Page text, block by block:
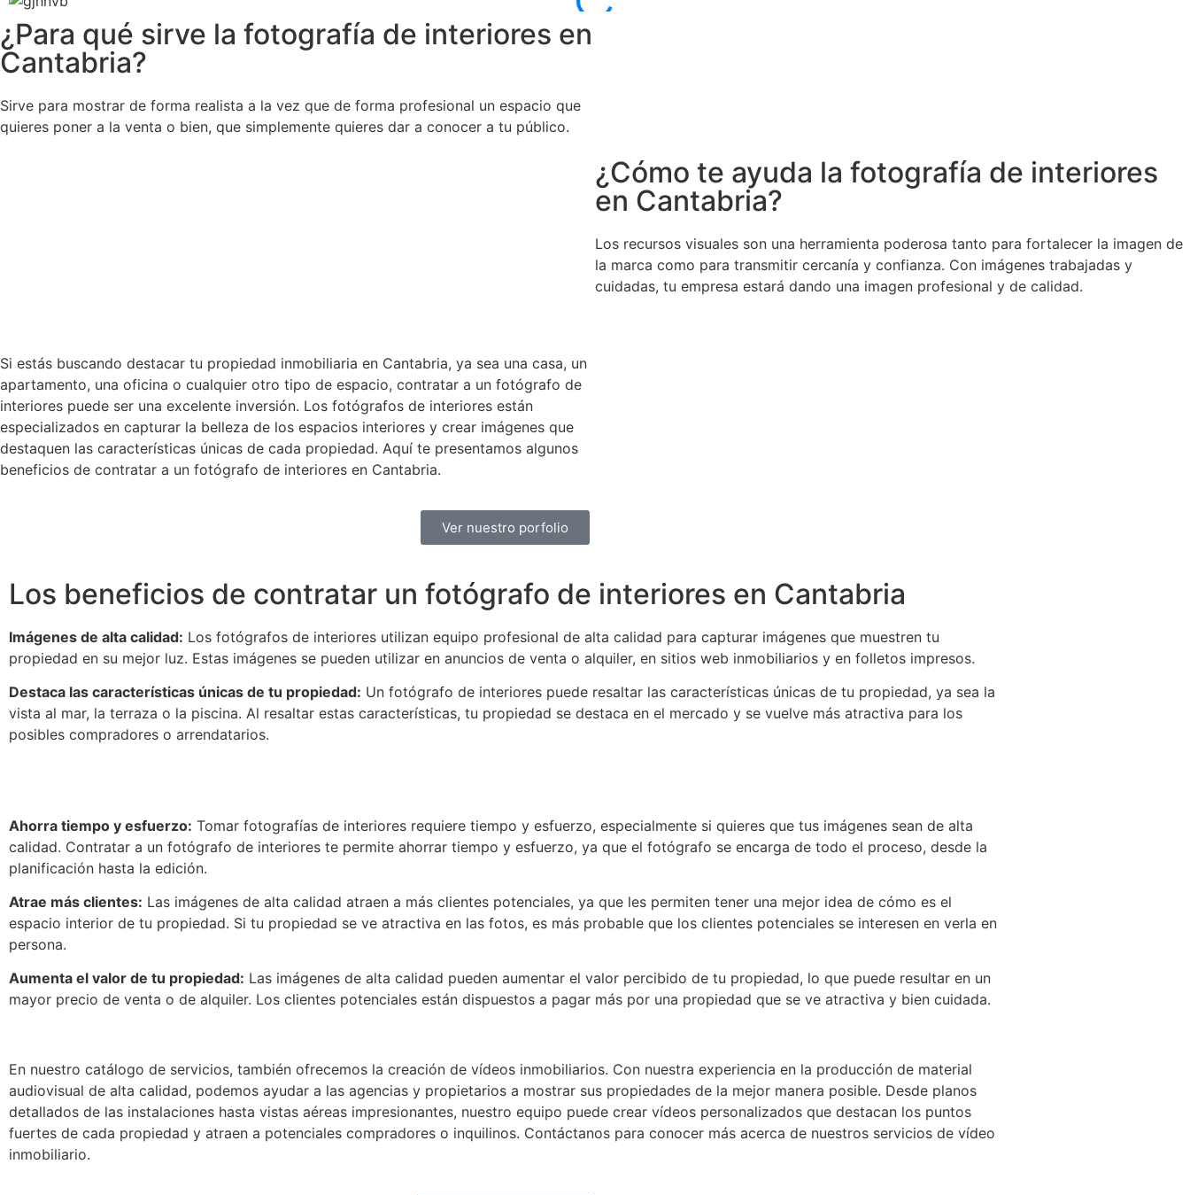
¿Para qué sirve la fotografía de interiores en
Cantabria?
Sirve para mostrar de forma realista a la vez que de forma profesional un espacio que
quieres poner a la venta o bien, que simplemente quieres dar a conocer a tu público.
¿Cómo te ayuda la fotografía de interiores
en Cantabria?
Los recursos visuales son una herramienta poderosa tanto para fortalecer la imagen de
la marca como para transmitir cercanía y confianza. Con imágenes trabajadas y
cuidadas, tu empresa estará dando una imagen profesional y de calidad.
Si estás buscando destacar tu propiedad inmobiliaria en Cantabria, ya sea una casa, un
apartamento, una oficina o cualquier otro tipo de espacio, contratar a un fotógrafo de
interiores puede ser una excelente inversión. Los fotógrafos de interiores están
especializados en capturar la belleza de los espacios interiores y crear imágenes que
destaquen las características únicas de cada propiedad. Aquí te presentamos algunos
beneficios de contratar a un fotógrafo de interiores en Cantabria.
Ver nuestro porfolio
Los beneficios de contratar un fotógrafo de interiores en Cantabria
Imágenes de alta calidad: Los fotógrafos de interiores utilizan equipo profesional de alta calidad para capturar imágenes que muestren tu
propiedad en su mejor luz. Estas imágenes se pueden utilizar en anuncios de venta o alquiler, en sitios web inmobiliarios y en folletos impresos.
Destaca las características únicas de tu propiedad: Un fotógrafo de interiores puede resaltar las características únicas de tu propiedad, ya sea la
vista al mar, la terraza o la piscina. Al resaltar estas características, tu propiedad se destaca en el mercado y se vuelve más atractiva para los
posibles compradores o arrendatarios.
Ahorra tiempo y esfuerzo: Tomar fotografías de interiores requiere tiempo y esfuerzo, especialmente si quieres que tus imágenes sean de alta
calidad. Contratar a un fotógrafo de interiores te permite ahorrar tiempo y esfuerzo, ya que el fotógrafo se encarga de todo el proceso, desde la
planificación hasta la edición.
Atrae más clientes: Las imágenes de alta calidad atraen a más clientes potenciales, ya que les permiten tener una mejor idea de cómo es el
espacio interior de tu propiedad. Si tu propiedad se ve atractiva en las fotos, es más probable que los clientes potenciales se interesen en verla en
persona.
Aumenta el valor de tu propiedad: Las imágenes de alta calidad pueden aumentar el valor percibido de tu propiedad, lo que puede resultar en un
mayor precio de venta o de alquiler. Los clientes potenciales están dispuestos a pagar más por una propiedad que se ve atractiva y bien cuidada.
En nuestro catálogo de servicios, también ofrecemos la creación de vídeos inmobiliarios. Con nuestra experiencia en la producción de material
audiovisual de alta calidad, podemos ayudar a las agencias y propietarios a mostrar sus propiedades de la mejor manera posible. Desde planos
detallados de las instalaciones hasta vistas aéreas impresionantes, nuestro equipo puede crear vídeos personalizados que destacan los puntos
fuertes de cada propiedad y atraen a potenciales compradores o inquilinos. Contáctanos para conocer más acerca de nuestros servicios de vídeo
inmobiliario.